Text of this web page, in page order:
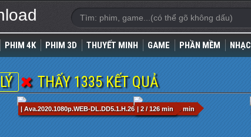
PHIM 4K PHIM 3D THUYẾT MINH GAME PHẦN MỀM NHẠC
THẤY 1335 KẾT QUẢ
| Ava.2020.1080p.WEB-DL.DD5.1.H.264-EVO.mkv / 96 min
| 2 / 126 min